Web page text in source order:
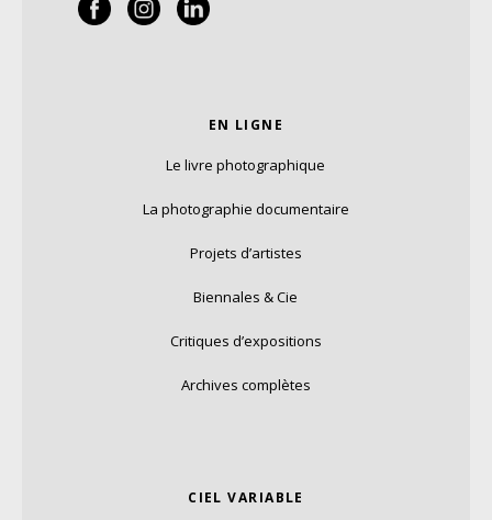
EN LIGNE
Le livre photographique
La photographie documentaire
Projets d’artistes
Biennales & Cie
Critiques d’expositions
Archives complètes
CIEL VARIABLE